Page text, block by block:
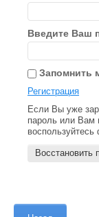
Введите Ваш
Запомнить
Регистрация
Если Вы уже
пароль или Вам
Восстановить